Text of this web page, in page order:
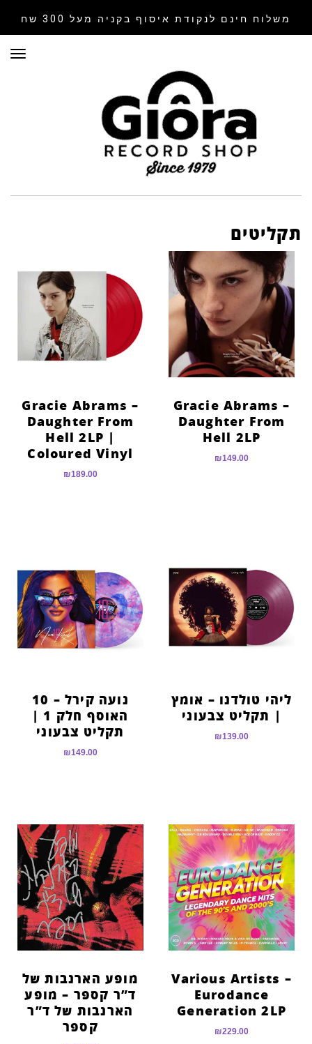
משלוח חינם לנקודת איסוף בקניה מעל 300 שח
תקליטים
Gracie Abrams –
Daughter From
Hell 2LP
₪149.00
Gracie Abrams –
Daughter From
Hell 2LP |
Coloured Vinyl
₪189.00
ליהי טולדנו – אומץ
| תקליט צבעוני
₪139.00
נועה קירל – 10
האוסף חלק 1 |
תקליט צבעוני
₪149.00
Various Artists –
Eurodance
Generation 2LP
₪229.00
מופע הארנבות של
ד”ר קספר – מופע
הארנבות של ד”ר
קספר